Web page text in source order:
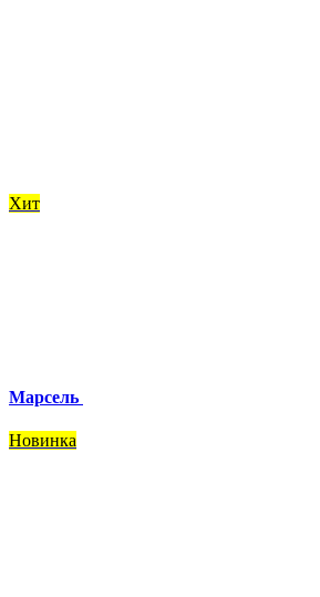
Хит
Марсель
Новинка